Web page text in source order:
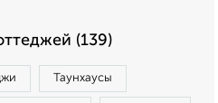
(139)
Таунхаусы